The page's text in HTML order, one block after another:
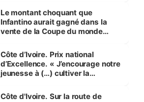
Le montant choquant que
Infantino aurait gagné dans la
vente de la Coupe du monde
Côte d’Ivoire. Prix national
d’Excellence. « J’encourage notre
jeunesse à (…) cultiver la
(Alassane Ouattara
Côte d'Ivoire. Sur la route de